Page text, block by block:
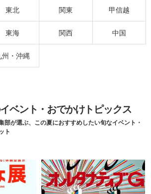
東北 関東 甲信越
東海 関西 中国
州・沖縄
ベント・おでかけトピックス
部が選ぶ、この夏におすすめしたい旬なイベント・
ト